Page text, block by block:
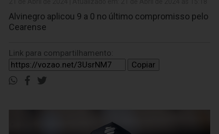
Alvinegro aplicou 9 a 0 no último compromisso pelo
Cearense
Link para compartilhamento:
Copiar